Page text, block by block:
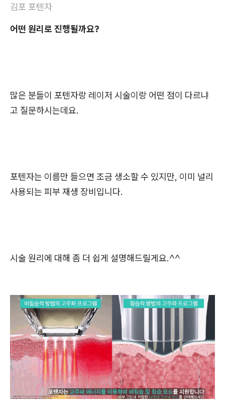
김포 포텐자
어떤 원리로 진행될까요?
많은 분들이 포텐자랑 레이저 시술이랑 어떤 점이 다르냐
고 질문하시는데요.
포텐자는 이름만 들으면 조금 생소할 수 있지만, 이미 널리
사용되는 피부 재생 장비입니다.
시술 원리에 대해 좀 더 쉽게 설명해드릴게요.^^